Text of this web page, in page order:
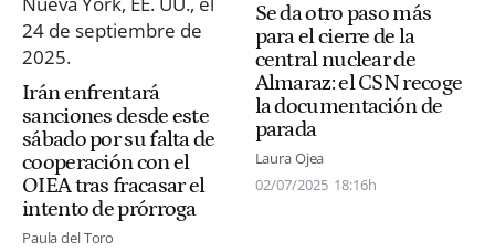
Irán enfrentará
sanciones desde este
sábado por su falta de
cooperación con el
OIEA tras fracasar el
intento de prórroga
Paula del Toro
Se da otro paso más
para el cierre de la
central nuclear de
Almaraz: el CSN recoge
la documentación de
parada
Laura Ojea
02/07/2025 18:16h